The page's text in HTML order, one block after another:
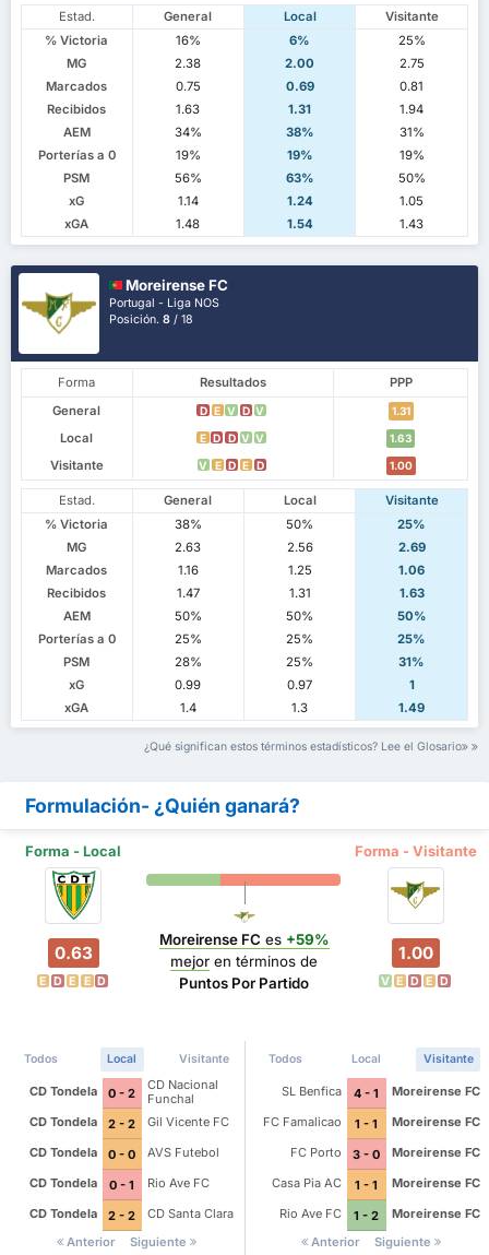
Estad. General Local
Visitante
% Victoria
16% 6%
25%
MG
2.38 2.00
2.75
Marcados
0.75 0.69
0.81
Recibidos
1.63 1.31
1.94
AEM
34% 38%
31%
Porterías a 0
19% 19%
19%
PSM
56% 63%
50%
xG
1.14 1.24
1.05
xGA
1.48 1.54 1.43
Moreirense FC
Portugal - Liga NOS
Posición.8 / 18
Forma Resultados
PPP
General
D E V D V 1.31
Local E D D V V 1.63
Visitante V E D E D 1.00
Estad. General Local
Visitante
% Victoria
38% 50%
25%
MG
2.63 2.56
2.69
Marcados
1.16 1.25
1.06
Recibidos
1.47 1.31
1.63
AEM
50% 50%
50%
Porterías a 0
25% 25%
25%
PSM
28% 25%
31%
xG
0.99 0.97
1
xGA
1.4 1.3 1.49
¿Qué significan estos términos estadísticos? Lee el Glosario
Formulación- ¿Quién ganará?
Forma - Local Forma - Visitante
0.63
E D E E D
Moreirense FC es +59%
mejor en términos de
Puntos Por Partido
1.00
V E D E D
Todos Local Visitante
CD Tondela 0 - 2
CD Nacional
Funchal
CD Tondela
2 - 2
Gil Vicente FC
CD Tondela
0 - 0
AVS Futebol
CD Tondela
0 - 1
Rio Ave FC
CD Tondela
2 - 2
CD Santa Clara
Anterior
Siguiente
Todos Local Visitante
SL Benfica 4 - 1
Moreirense FC
FC Famalicao
1 - 1
Moreirense FC
FC Porto
3 - 0
Moreirense FC
Casa Pia AC
1 - 1
Moreirense FC
Rio Ave FC
1 - 2
Moreirense FC
Anterior
Siguiente